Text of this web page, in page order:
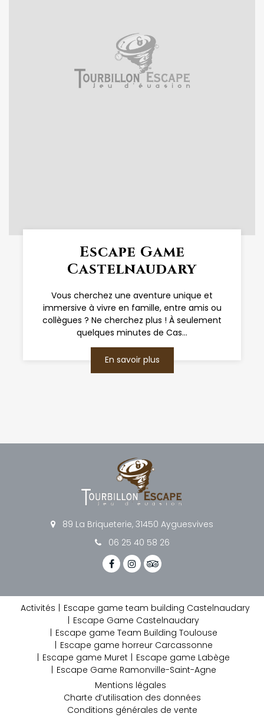
Escape Game
Castelnaudary
Vous cherchez une aventure unique et
immersive à vivre en famille, entre amis ou
collègues ? Ne cherchez plus ! À seulement
quelques minutes de Cas...
En savoir plus
89 La Briqueterie, 31450 Ayguesvives
06 25 40 58 26
Activités
Escape game team building Castelnaudary
Escape Game Castelnaudary
Escape game Team Building Toulouse
Escape game horreur Carcassonne
Escape game Muret
Escape game Labège
Escape Game Ramonville-Saint-Agne
Mentions légales
Charte d’utilisation des données
Conditions générales de vente